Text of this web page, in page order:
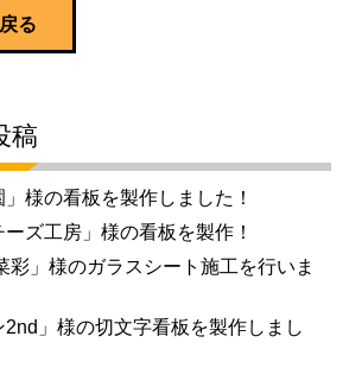
る
稿
様の看板を製作しました！
ズ工房」様の看板を製作！
彩」様のガラスシート施工を行いま
」様の切文字看板を製作しまし